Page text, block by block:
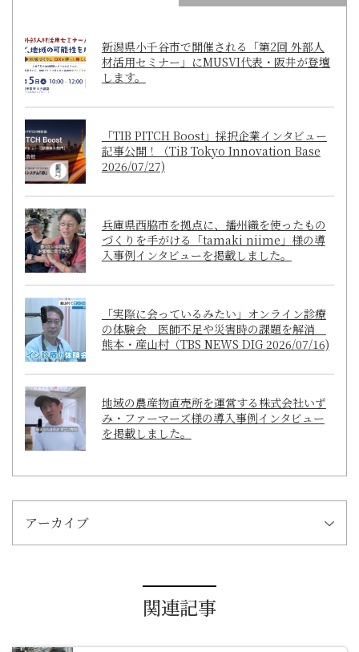
新潟県小千谷市で開催される「第2回 外部人
材活用セミナー」にMUSVI代表・阪井が登壇
します。
「TIB PITCH Boost」採択企業インタビュー
記事公開！（TiB Tokyo Innovation Base
2026/07/27)
兵庫県西脇市を拠点に、播州織を使ったもの
づくりを手がける「tamaki niime」様の導
入事例インタビューを掲載しました。
「実際に会っているみたい」オンライン診療
の体験会 医師不足や災害時の課題を解消
熊本・産山村（TBS NEWS DIG 2026/07/16)
地域の農産物直売所を運営する株式会社いず
み・ファーマーズ様の導入事例インタビュー
を掲載しました。
アーカイブ
関連記事